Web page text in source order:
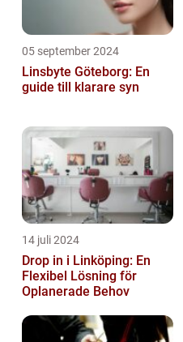
05 september 2024
Linsbyte Göteborg: En
guide till klarare syn
14 juli 2024
Drop in i Linköping: En
Flexibel Lösning för
Oplanerade Behov